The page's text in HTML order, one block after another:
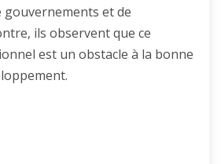
gouvernements et de
ils observent que ce
est un obstacle à la bonne